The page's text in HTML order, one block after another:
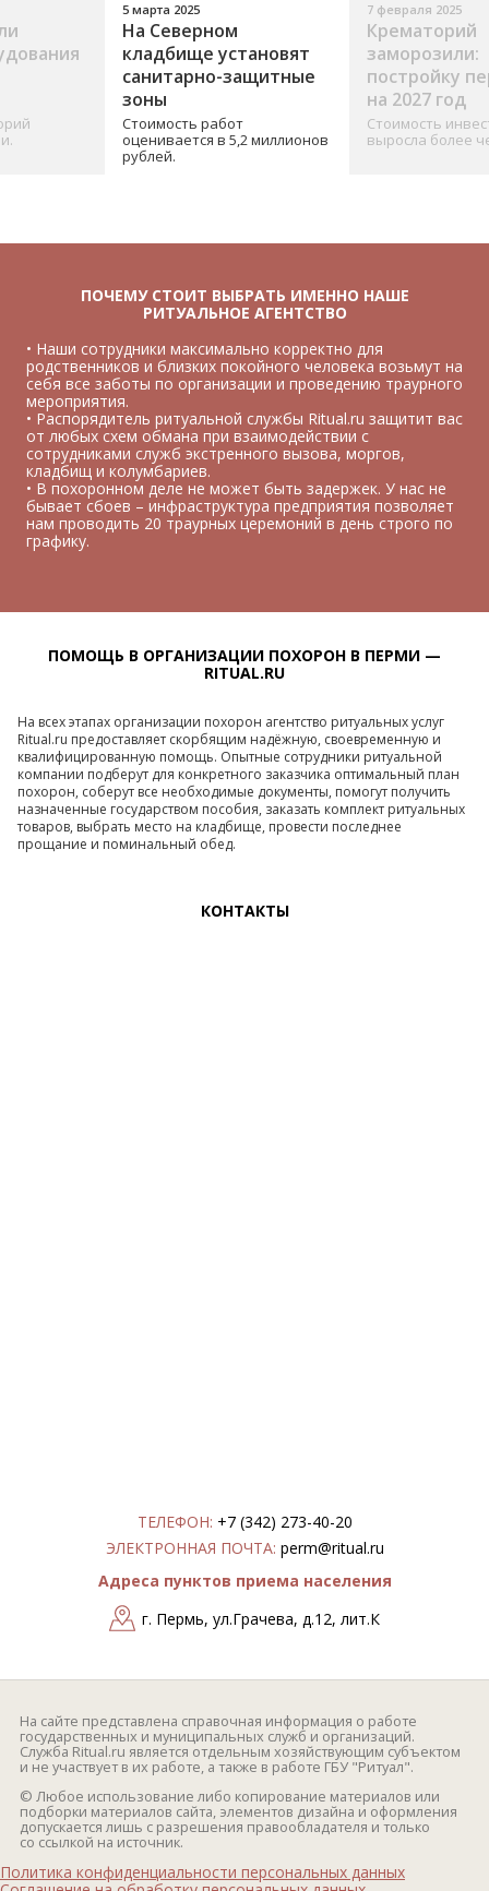
5 марта 2025
На Северном
кладбище установят
санитарно-защитные
зоны
Стоимость работ
оценивается в 5,2 миллионов
рублей.
7 февраля 2025
Крематорий
заморозили:
постройку
на 2027 год
Стоимость
выросла более
ПОЧЕМУ СТОИТ ВЫБРАТЬ ИМЕННО НАШЕ
РИТУАЛЬНОЕ АГЕНТСТВО
• Наши сотрудники максимально корректно для
родственников и близких покойного человека возьмут на
себя все заботы по организации и проведению траурного
мероприятия.
• Распорядитель ритуальной службы Ritual.ru защитит вас
от любых схем обмана при взаимодействии с
сотрудниками служб экстренного вызова, моргов,
кладбищ и колумбариев.
• В похоронном деле не может быть задержек. У нас не
бывает сбоев – инфраструктура предприятия позволяет
нам проводить 20 траурных церемоний в день строго по
графику.
ПОМОЩЬ В ОРГАНИЗАЦИИ ПОХОРОН В ПЕРМИ —
RITUAL.RU
На всех этапах организации похорон агентство ритуальных услуг
Ritual.ru предоставляет скорбящим надёжную, своевременную и
квалифицированную помощь. Опытные сотрудники ритуальной
компании подберут для конкретного заказчика оптимальный план
похорон, соберут все необходимые документы, помогут получить
назначенные государством пособия, заказать комплект ритуальных
товаров, выбрать место на кладбище, провести последнее
прощание и поминальный обед.
КОНТАКТЫ
ТЕЛЕФОН: +7 (342) 273-40-20
ЭЛЕКТРОННАЯ ПОЧТА: perm@ritual.ru
Адреса пунктов приема населения
г. Пермь, ул.Грачева, д.12, лит.К
На сайте представлена справочная информация о работе
государственных и муниципальных служб и организаций.
Служба Ritual.ru является отдельным хозяйствующим субъектом
и не участвует в их работе, а также в работе ГБУ "Ритуал".
© Любое использование либо копирование материалов или
подборки материалов сайта, элементов дизайна и оформления
допускается лишь с разрешения правообладателя и только
со ссылкой на источник.
Политика конфиденциальности персональных данных